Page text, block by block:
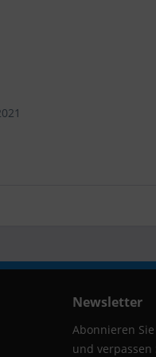
Newsletter
Abonnieren
und verpassen